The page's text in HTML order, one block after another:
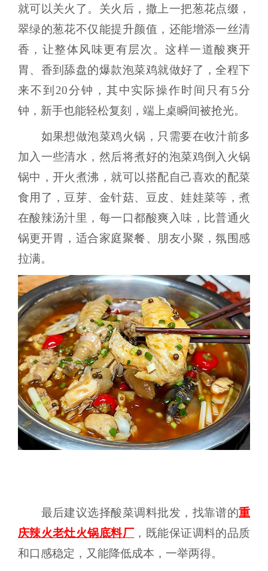
就可以关火了。关火后，撒上一把葱花点缀，
翠绿的葱花不仅能提升颜值，还能增添一丝清
香，让整体风味更有层次。这样一道酸爽开
胃、香到舔盘的爆款泡菜鸡就做好了，全程下
来不到20分钟，其中实际操作时间只有5分
钟，新手也能轻松复刻，端上桌瞬间被抢光。
如果想做泡菜鸡火锅，只需要在收汁前多
加入一些清水，然后将煮好的泡菜鸡倒入火锅
锅中，开火煮沸，就可以搭配自己喜欢的配菜
食用了，豆芽、金针菇、豆皮、娃娃菜等，煮
在酸辣汤汁里，每一口都酸爽入味，比普通火
锅更开胃，适合家庭聚餐、朋友小聚，氛围感
拉满。
最后建议选择酸菜调料批发，找靠谱的重
庆辣火老灶火锅底料厂 ，既能保证调料的品质
和口感稳定，又能降低成本，一举两得。